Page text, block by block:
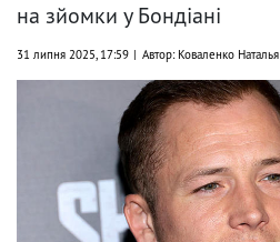
на зйомки у Бондіані
31 липня 2025, 17:59 Автор: Коваленко Наталья